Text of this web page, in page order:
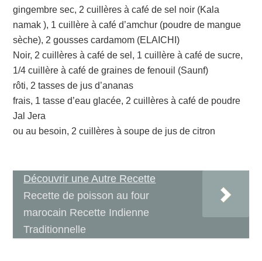
gingembre sec, 2 cuillères à café de sel noir (Kala
namak ), 1 cuillère à café d’amchur (poudre de mangue
sèche), 2 gousses cardamom (ELAICHI)
Noir, 2 cuillères à café de sel, 1 cuillère à café de sucre,
1/4 cuillère à café de graines de fenouil (Saunf)
rôti, 2 tasses de jus d’ananas
frais, 1 tasse d’eau glacée, 2 cuillères à café de poudre
Jal Jera
ou au besoin, 2 cuillères à soupe de jus de citron
Découvrir une Autre Recette
Recette de poisson au four
marocain Recette Indienne
Traditionnelle